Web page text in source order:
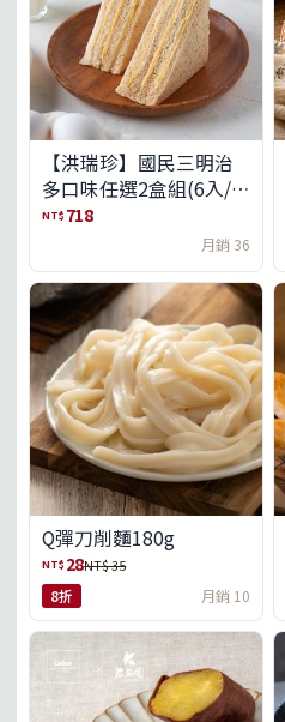
【洪瑞珍】國民三明治
多口味任選2盒組(6入/
盒)(免運)
NT$ 718
月銷 36
Q彈刀削麵180g
NT$ 28NT$ 35
8折 月銷 10